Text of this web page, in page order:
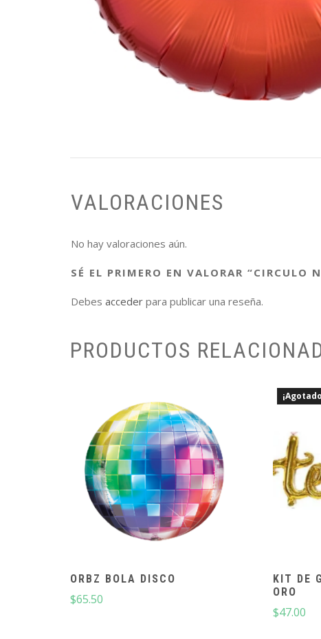
VALORACIONES
No hay valoraciones aún.
SÉ EL PRIMERO EN VALORAR “CIRCULO
Debes acceder para publicar una reseña.
PRODUCTOS
ORBZ BOLA DISCO
$65.50
KIT DE
ORO
$47.00